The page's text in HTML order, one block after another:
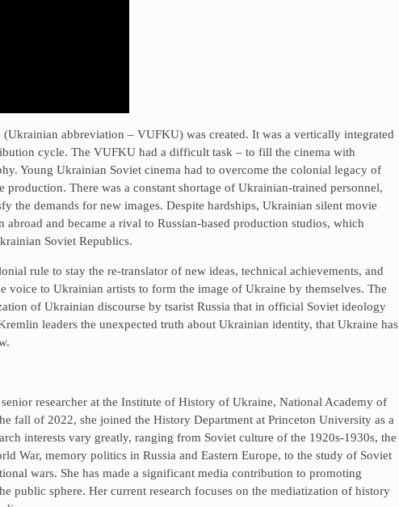
abbreviation – VUFKU) was created. It was a vertically integrated
cycle. The VUFKU had a difficult task – to fill the cinema with
Young Ukrainian Soviet cinema had to overcome the colonial legacy of
production. There was a constant shortage of Ukrainian-trained personnel,
the demands for new images. Despite hardships, Ukrainian silent movie
and became a rival to Russian-based production studios, which
Soviet Republics.
rule to stay the re-translator of new ideas, technical achievements, and
voice to Ukrainian artists to form the image of Ukraine by themselves. The
of Ukrainian discourse by tsarist Russia that in official Soviet ideology
leaders the unexpected truth about Ukrainian identity, that Ukraine has
senior researcher at the Institute of History of Ukraine, National Academy of
fall of 2022, she joined the History Department at Princeton University as a
interests vary greatly, ranging from Soviet culture of the 1920s-1930s, the
War, memory politics in Russia and Eastern Europe, to the study of Soviet
wars. She has made a significant media contribution to promoting
public sphere. Her current research focuses on the mediatization of history